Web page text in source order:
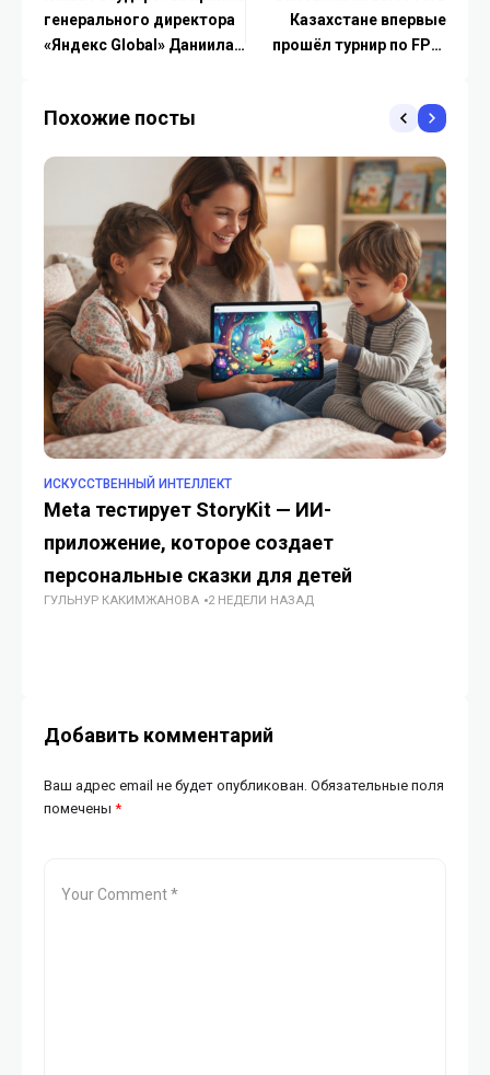
генерального директора
«Яндекс Global» Даниила
Казахстане впервые
прошёл турнир по FPV-
Похожие посты
ИСКУССТВЕННЫЙ ИНТЕЛЛЕКТ
Meta тестирует StoryKit — ИИ-
приложение, которое создает
персональные сказки для детей
ГУЛЬНУР КАКИМЖАНОВА 2 НЕДЕЛИ НАЗАД
Добавить комментарий
Ваш адрес email не будет опубликован. Обязательные поля
помечены *